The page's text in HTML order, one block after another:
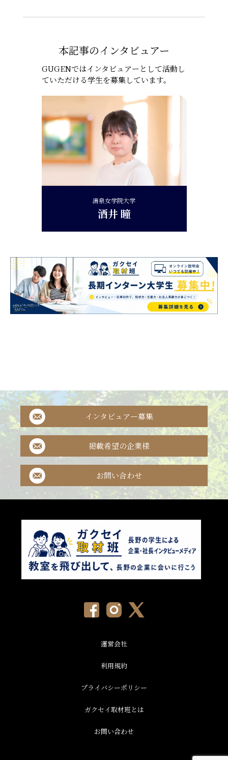
本記事のインタビュアー
GUGENではインタビュアーとして活動し
ていただける学生を募集しています。
清泉女学院大学
酒井 瞳
インタビュアー募集
掲載希望の企業様
お問い合わせ
運営会社
利用規約
プライバシーポリシー
ガクセイ取材班とは
お問い合わせ